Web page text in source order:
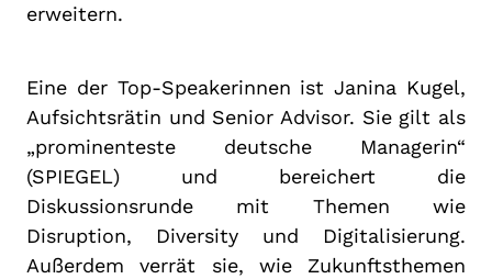
erweitern.
Eine der Top-Speakerinnen ist Janina Kugel,
Aufsichtsrätin und Senior Advisor. Sie gilt als
„prominenteste deutsche Managerin“
(SPIEGEL) und bereichert die
Diskussionsrunde mit Themen wie
Disruption, Diversity und Digitalisierung.
Außerdem verrät sie, wie Zukunftsthemen